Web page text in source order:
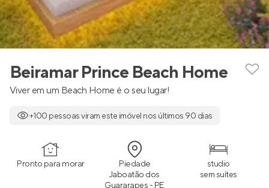
Beiramar Prince Beach Home
Viver em um Beach Home é o seu lugar!
+100 pessoas viram este imóvel nos últimos 90 dias
Pronto para morar Piedade
Jaboatão dos
Guararapes - PE
studio
sem suítes